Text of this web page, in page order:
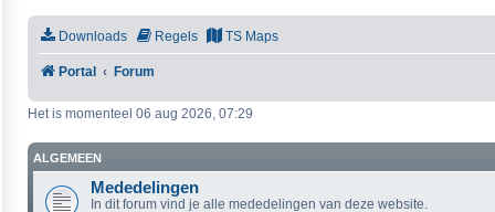
Downloads Regels TS Maps
Portal Forum
Het is momenteel 06 aug 2026, 07:29
ALGEMEEN
Mededelingen
In dit forum vind je alle mededelingen van deze website.